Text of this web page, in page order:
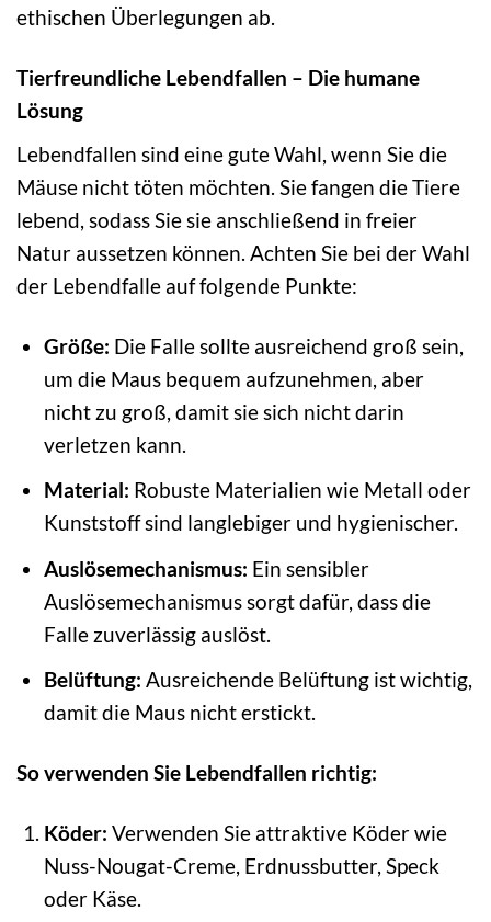
ethischen Überlegungen ab.
Tierfreundliche Lebendfallen – Die humane
Lösung
Lebendfallen sind eine gute Wahl, wenn Sie die
Mäuse nicht töten möchten. Sie fangen die Tiere
lebend, sodass Sie sie anschließend in freier
Natur aussetzen können. Achten Sie bei der Wahl
der Lebendfalle auf folgende Punkte:
Größe: Die Falle sollte ausreichend groß sein,
um die Maus bequem aufzunehmen, aber
nicht zu groß, damit sie sich nicht darin
verletzen kann.
Material: Robuste Materialien wie Metall oder
Kunststoff sind langlebiger und hygienischer.
Auslösemechanismus: Ein sensibler
Auslösemechanismus sorgt dafür, dass die
Falle zuverlässig auslöst.
Belüftung: Ausreichende Belüftung ist wichtig,
damit die Maus nicht erstickt.
So verwenden Sie Lebendfallen richtig:
Köder: Verwenden Sie attraktive Köder wie
Nuss-Nougat-Creme, Erdnussbutter, Speck
oder Käse.